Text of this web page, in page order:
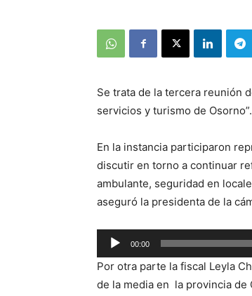
Se trata de la tercera reunión
servicios y turismo de Osorno”.
En la instancia participaron
discutir en torno a continuar
ambulante, seguridad en
aseguró la presidenta de la
Reproductor
de
audio
00:00
Por otra parte la fiscal Leyla
de la media en la provincia de